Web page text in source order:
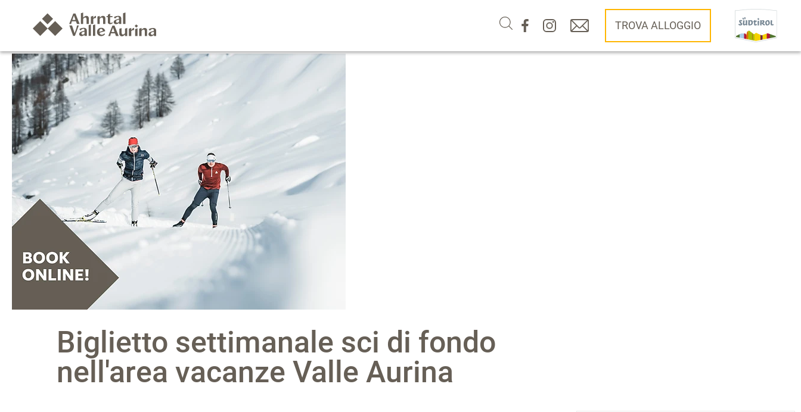
TROVA ALLOGGIO
Biglietto settimanale sci di fondo
nell'area vacanze Valle Aurina